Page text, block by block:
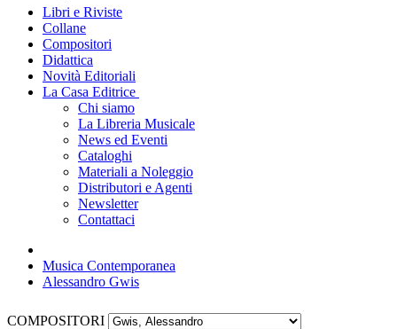
Libri e Riviste
Collane
Compositori
Didattica
Novità Editoriali
La Casa Editrice
Chi siamo
La Libreria Musicale
News ed Eventi
Cataloghi
Materiali a Noleggio
Distributori e Agenti
Newsletter
Contattaci
Musica Contemporanea
Alessandro Gwis
COMPOSITORI